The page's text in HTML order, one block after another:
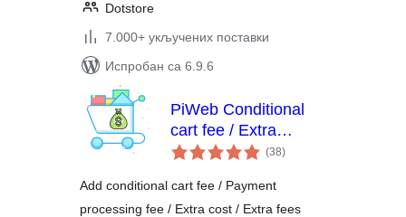
Dotstore
7.000+ укључених поставки
Испробан са 6.9.6
PiWeb Conditional
cart fee / Extra
charge rule for(38укупних
оцена
)
Add conditional cart fee / Payment
processing fee / Extra cost / Extra fees